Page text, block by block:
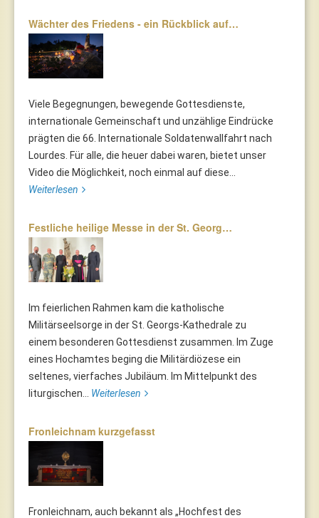
Wächter des Friedens - ein Rückblick auf…
Viele Begegnungen, bewegende Gottesdienste,
internationale Gemeinschaft und unzählige Eindrücke
prägten die 66. Internationale Soldatenwallfahrt nach
Lourdes. Für alle, die heuer dabei waren, bietet unser
Video die Möglichkeit, noch einmal auf diese...
Weiterlesen
Festliche heilige Messe in der St. Georg…
Im feierlichen Rahmen kam die katholische
Militärseelsorge in der St. Georgs-Kathedrale zu
einem besonderen Gottesdienst zusammen. Im Zuge
eines Hochamtes beging die Militärdiözese ein
seltenes, vierfaches Jubiläum. Im Mittelpunkt des
liturgischen... Weiterlesen
Fronleichnam kurzgefasst
Fronleichnam, auch bekannt als „Hochfest des